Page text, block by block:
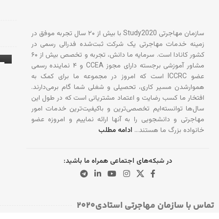
سازمان مهاجرتی Study2020 با بیش از ۲۰ سال تجربه موفق در
زمینه خدمات مهاجرتی یک شرکت ثبت‌شده فدرالی رسمی در
کشور کانادا است. سرمایه ما دانش، تجربه و تخصص بیش از ۶۰
مشاور آموزشی برجسته دارای مجوز CCEA و ۴ نماینده رسمی
عضو ICCRC است که امروز در مجموعه ما برای کمک به
هموارشدن مسیر کاری، تحصیلی و شغلی شما گام برمی‌دارند.
افتخار ما کسب رضایت و اعتماد مشتریانی است که در طول این
سال‌ها توانسته‌ایم تخصصی‌ترین و باکیفیت‌ترین خدمات امور
مهاجرتی و دانشجویی را به آنها ارائه نماییم و امروزه عضو
خانواده بزرگ ما هستند… ادامه مطلب
در شبکه‌های اجتماعی همراه ما باشید:
تماس با سازمان مهاجرتی استادی۲۰۲۰​